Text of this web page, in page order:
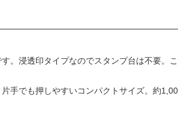
。浸透印タイプなのでスタンプ台は不要。
手でも押しやすいコンパクトサイズ。約